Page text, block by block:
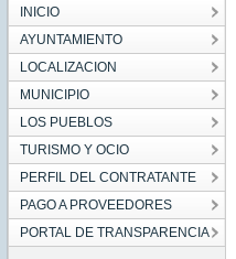
INICIO
AYUNTAMIENTO
LOCALIZACION
MUNICIPIO
LOS PUEBLOS
TURISMO Y OCIO
PERFIL DEL CONTRATANTE
PAGO A PROVEEDORES
PORTAL DE TRANSPARENCIA